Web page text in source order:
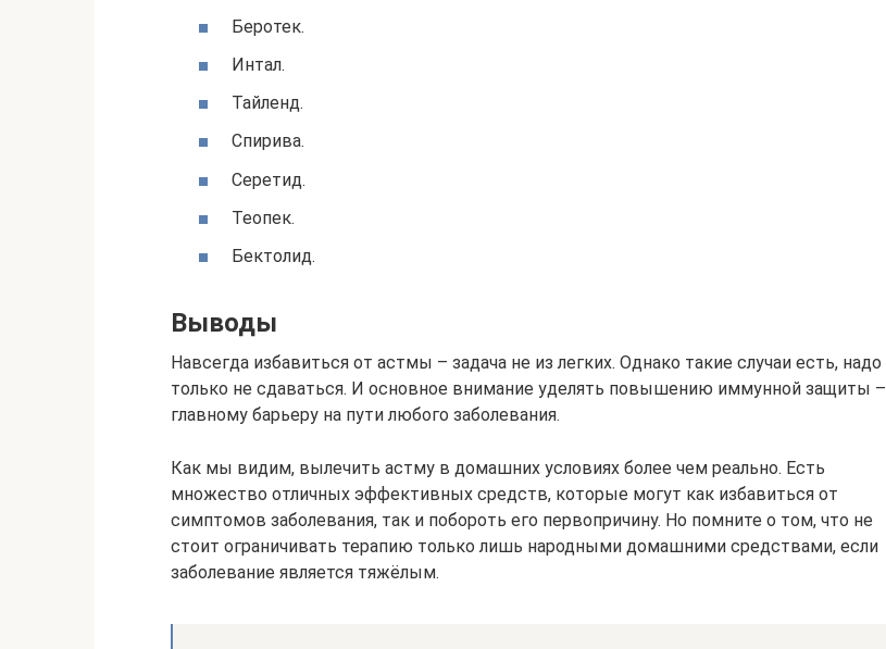
Беротек.
Интал.
Тайленд.
Спирива.
Серетид.
Теопек.
Бектолид.
Выводы
Навсегда избавиться от астмы – задача не из легких. Однако такие случаи есть, надо
только не сдаваться. И основное внимание уделять повышению иммунной защиты –
главному барьеру на пути любого заболевания.
Как мы видим, вылечить астму в домашних условиях более чем реально. Есть
множество отличных эффективных средств, которые могут как избавиться от
симптомов заболевания, так и побороть его первопричину. Но помните о том, что не
стоит ограничивать терапию только лишь народными домашними средствами, если
заболевание является тяжёлым.